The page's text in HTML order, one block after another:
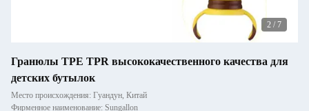
2 / 7
Гранюлы TPE TPR высококачественного качества для
детских бутылок
Место происхождения: Гуандун, Китай
Фирменное наименование: Sungallon